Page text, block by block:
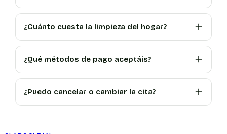
¿Cuánto cuesta la limpieza del hogar?
¿Qué métodos de pago aceptáis?
¿Puedo cancelar o cambiar la cita?